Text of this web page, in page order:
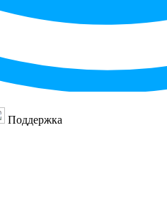
Поддержка